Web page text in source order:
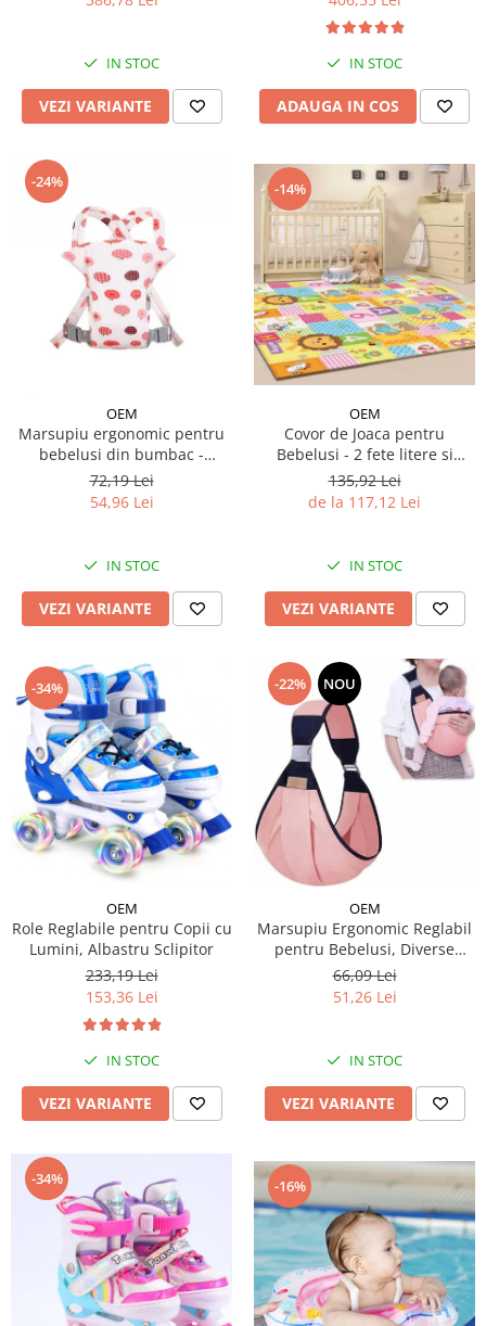
IN STOC
VEZI VARIANTE
IN STOC
ADAUGA IN COS
-24%
OEM
Marsupiu ergonomic pentru
bebelusi din bumbac -
modele diferite
72,19 Lei
54,96 Lei
IN STOC
VEZI VARIANTE
-14%
OEM
Covor de Joaca pentru
Bebelusi - 2 fete litere si
cifre/maimutici
135,92 Lei
de la 117,12 Lei
IN STOC
VEZI VARIANTE
-34%
OEM
Role Reglabile pentru Copii cu
Lumini, Albastru Sclipitor
233,19 Lei
153,36 Lei
IN STOC
VEZI VARIANTE
-22% NOU
OEM
Marsupiu Ergonomic Reglabil
pentru Bebelusi, Diverse
Culori
66,09 Lei
51,26 Lei
IN STOC
VEZI VARIANTE
-34% -16%